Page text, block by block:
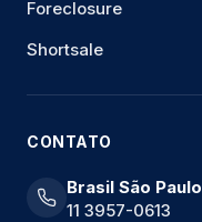
Foreclosure
Shortsale
CONTATO
Brasil São Paulo
11 3957-0613